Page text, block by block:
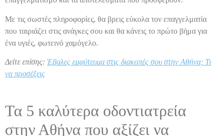
Με τις σωστές πληροφορίες, θα βρεις εύκολα τον επαγγελματία
που ταιριάζει στις ανάγκες σου και θα κάνεις το πρώτο βήμα για
ένα υγιές, φωτεινό χαμόγελο.
Δείτε επίσης: Έβαλες εμφύτευμα στις διακοπές σου στην Αθήνα; Τι
να προσέξεις
Τα 5 καλύτερα οδοντιατρεία
στην Αθήνα που αξίζει να